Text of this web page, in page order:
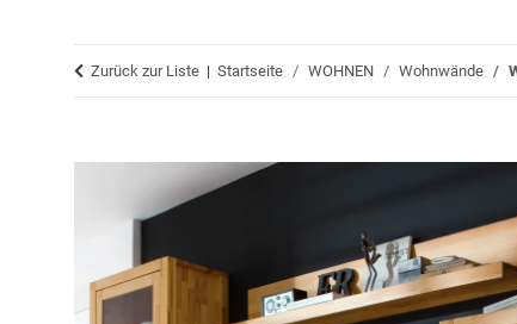
Zurück zur Liste Startseite WOHNEN Wohnwände